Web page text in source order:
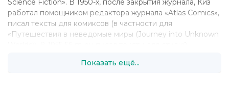
Science Fiction». В 1950-х, после закрытия журнала, Киз
работал помощником редактора журнала «Atlas Comics»,
писал тексты для комиксов (в частности для
«Путешествия в неведомые миры (Journey into Unknown
используя при этом как собственное имя, так и
Показать ещё...